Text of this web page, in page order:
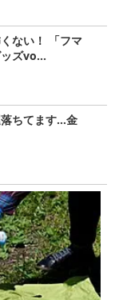
ない！ 「フマ
ズvo...
ちてます…金